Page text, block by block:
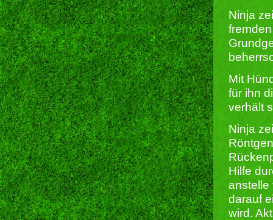
Ninja
Mit
für ihn
verhält
Ninja
Hilfe
anstelle
darauf
wird.